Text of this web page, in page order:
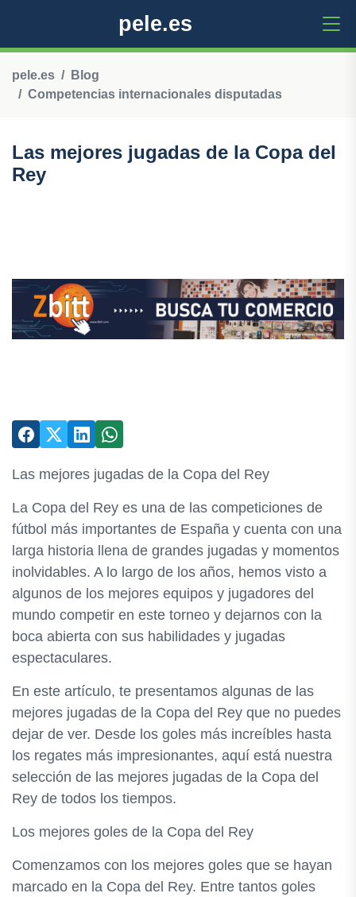
pele.es
pele.es
Blog
Competencias internacionales disputadas
Las mejores jugadas de la Copa del
Rey
Las mejores jugadas de la Copa del Rey
La Copa del Rey es una de las competiciones de
fútbol más importantes de España y cuenta con una
larga historia llena de grandes jugadas y momentos
inolvidables. A lo largo de los años, hemos visto a
algunos de los mejores equipos y jugadores del
mundo competir en este torneo y dejarnos con la
boca abierta con sus habilidades y jugadas
espectaculares.
En este artículo, te presentamos algunas de las
mejores jugadas de la Copa del Rey que no puedes
dejar de ver. Desde los goles más increíbles hasta
los regates más impresionantes, aquí está nuestra
selección de las mejores jugadas de la Copa del
Rey de todos los tiempos.
Los mejores goles de la Copa del Rey
Comenzamos con los mejores goles que se hayan
marcado en la Copa del Rey. Entre tantos goles